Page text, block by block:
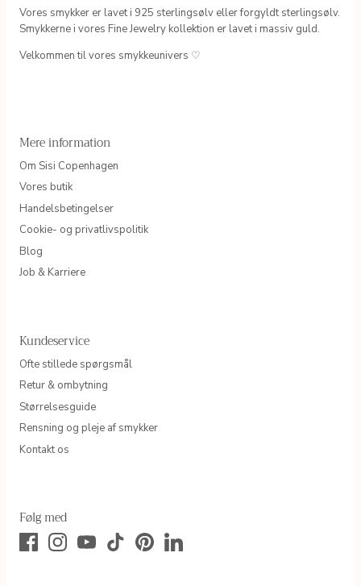
Vores smykker er lavet i 925 sterlingsølv eller forgyldt sterlingsølv.
Smykkerne i vores Fine Jewelry kollektion er lavet i massiv guld.
Velkommen til vores smykkeunivers ♡
Mere information
Om Sisi Copenhagen
Vores butik
Handelsbetingelser
Cookie- og privatlivspolitik
Blog
Job & Karriere
Kundeservice
Ofte stillede spørgsmål
Retur & ombytning
Størrelsesguide
Rensning og pleje af smykker
Kontakt os
Følg med